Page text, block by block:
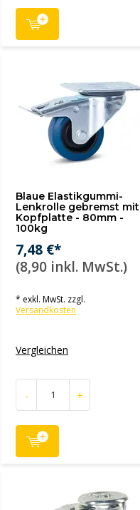
Blaue Elastikgummi-
Lenkrolle gebremst mit
Kopfplatte - 80mm -
100kg
7,48 €*
(8,90 inkl. MwSt.)
* exkl. MwSt. zzgl.
Versandkosten
Vergleichen
- +